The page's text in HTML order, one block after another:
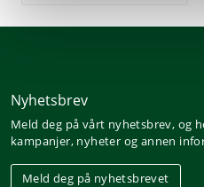
Nyhetsbrev
Meld deg på vårt nyhetsbrev, og
kampanjer, nyheter og annen
Meld deg på nyhetsbrevet